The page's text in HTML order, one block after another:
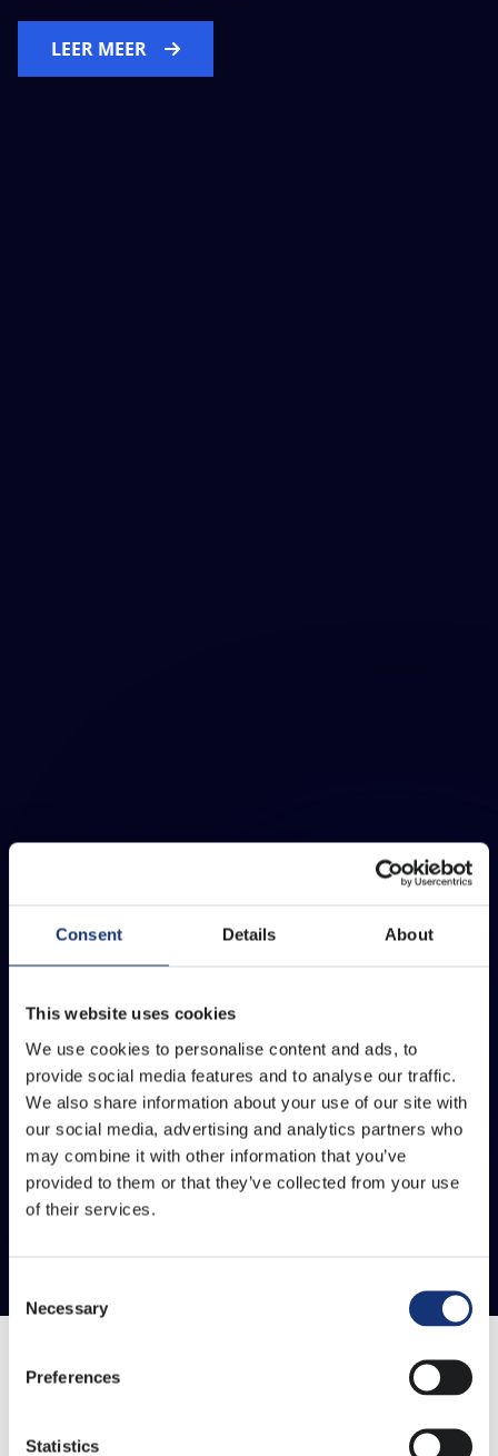
Consent Details About
This website uses cookies
We use cookies to personalise content and ads, to
provide social media features and to analyse our traffic.
We also share information about your use of our site with
our social media, advertising and analytics partners who
may combine it with other information that you’ve
provided to them or that they’ve collected from your use
of their services.
Selection
Necessary
Preferences
Statistics
LEER MEER